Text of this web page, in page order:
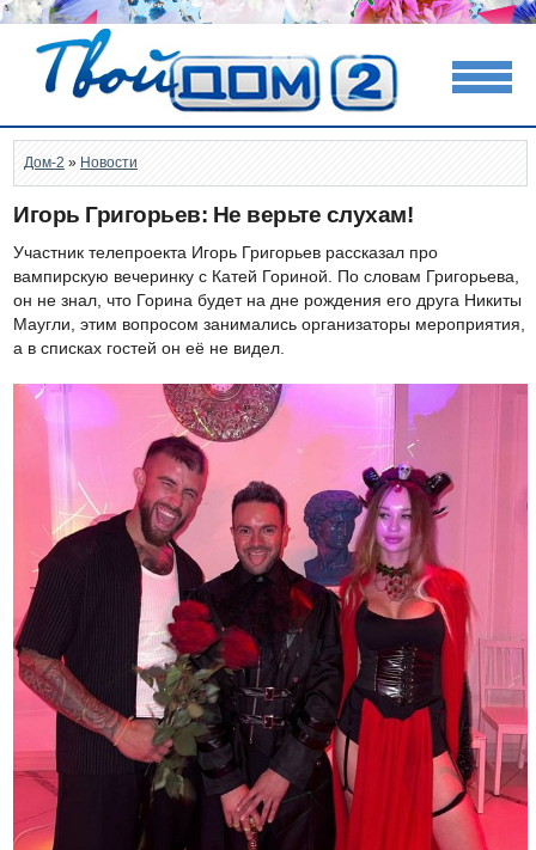
Дом-2 » Новости
Игорь Григорьев: Не верьте слухам!
Участник телепроекта Игорь Григорьев рассказал про
вампирскую вечеринку с Катей Гориной. По словам Григорьева,
он не знал, что Горина будет на дне рождения его друга Никиты
Маугли, этим вопросом занимались организаторы мероприятия,
а в списках гостей он её не видел.